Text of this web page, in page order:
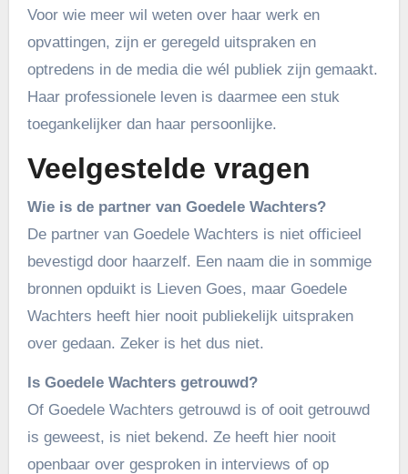
Voor wie meer wil weten over haar werk en
opvattingen, zijn er geregeld uitspraken en
optredens in de media die wél publiek zijn gemaakt.
Haar professionele leven is daarmee een stuk
toegankelijker dan haar persoonlijke.
Veelgestelde vragen
Wie is de partner van Goedele Wachters?
De partner van Goedele Wachters is niet officieel
bevestigd door haarzelf. Een naam die in sommige
bronnen opduikt is Lieven Goes, maar Goedele
Wachters heeft hier nooit publiekelijk uitspraken
over gedaan. Zeker is het dus niet.
Is Goedele Wachters getrouwd?
Of Goedele Wachters getrouwd is of ooit getrouwd
is geweest, is niet bekend. Ze heeft hier nooit
openbaar over gesproken in interviews of op